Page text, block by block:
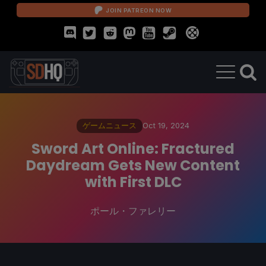
JOIN PATREON NOW
ゲームニュース Oct 19, 2024
Sword Art Online: Fractured
Daydream Gets New Content
with First DLC
ポール・ファレリー